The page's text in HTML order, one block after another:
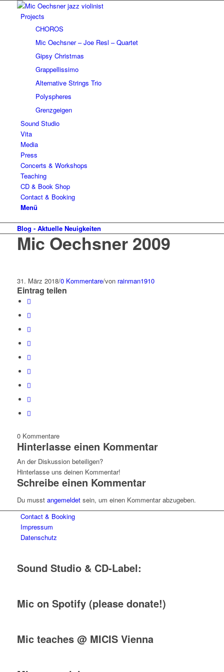
Projects
CHOROS
Mic Oechsner – Joe Resl – Quartet
Gipsy Christmas
Grappellissimo
Alternative Strings Trio
Polyspheres
Grenzgeigen
Sound Studio
Vita
Media
Press
Concerts & Workshops
Teaching
CD & Book Shop
Contact & Booking
Menü
Blog - Aktuelle Neuigkeiten
Mic Oechsner 2009
31. März 2018/0 Kommentare/von rainman1910
Eintrag teilen
0 Kommentare
Hinterlasse einen Kommentar
An der Diskussion beteiligen?
Hinterlasse uns deinen Kommentar!
Schreibe einen Kommentar
Du musst angemeldetsein, um einen Kommentar abzugeben.
Contact & Booking
Impressum
Datenschutz
Sound Studio & CD-Label:
Mic on Spotify (please donate!)
Mic teaches @ MICIS Vienna